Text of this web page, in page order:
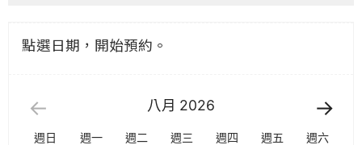
點選日期，開始預約。
八月 2026
週日 週一 週二 週三 週四 週五 週六